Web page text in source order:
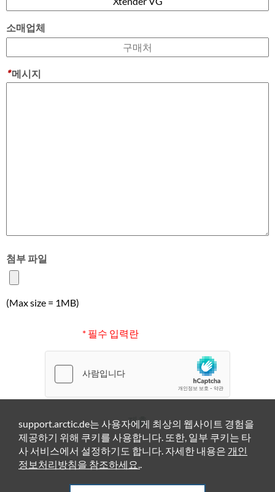
소매업체
*메시지
첨부 파일
(Max size = 1MB)
* 필수 입력란
제출
support.arctic.de는 사용자에게 최상의 웹사이트 경험을
제공하기 위해 쿠키를 사용합니다. 또한, 일부 쿠키는 타
사 서비스에서 설정하기도 합니다. 자세한 내용은 개인
정보처리방침을 참조하세요..